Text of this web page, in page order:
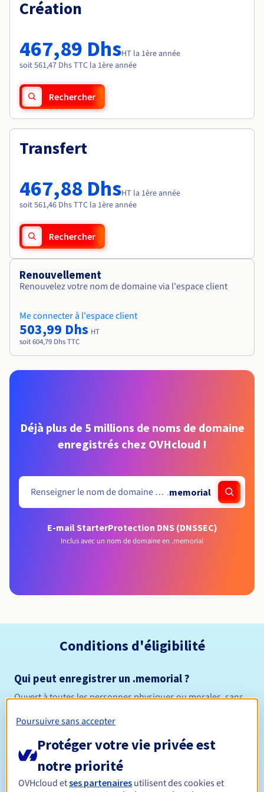
Tarifs
Roadmap & Changelog
Roadmap & Changelog
Création
467,89 DhsHT la 1ère année
soit 561,47 Dhs TTC la 1ère année
Rechercher
Transfert
467,88 DhsHT la 1ère année
soit 561,46 Dhs TTC la 1ère année
Rechercher
Renouvellement
Renouvelez votre nom de domaine via l'espace client
Me connecter à l'espace client
503,99 Dhs HT
soit 604,79 Dhs TTC
Déjà plus de 5 millions de noms de domaine
enregistrés chez OVHcloud !
.memorial
E-mail StarterProtection DNS (DNSSEC)
Inclus avec un nom de domaine en .memorial
Conditions d'éligibilité
Qui peut enregistrer un .memorial ?
Ouvert à toutes les personnes physiques ou morales, sans
Durée de réservation
Poursuivre sans accepter
Protéger votre vie privée est
notre priorité
OVHcloud etses partenaires utilisent des cookies et